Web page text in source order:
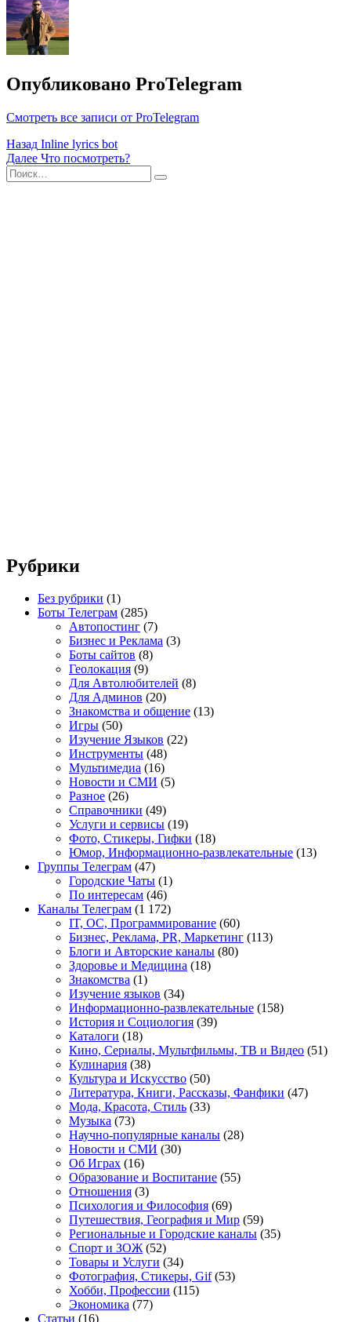
Опубликовано ProTelegram
Смотреть все записи от ProTelegram
Навигация
по
записям
Назад Inline lyrics bot
Далее Что посмотреть?
Поиск
Найти
Рубрики
Без рубрики (1)
Боты Телеграм (285)
Автопостинг (7)
Бизнес и Реклама (3)
Боты сайтов (8)
Геолокация (9)
Для Автолюбителей (8)
Для Админов (20)
Знакомства и общение (13)
Игры (50)
Изучение Языков (22)
Инструменты (48)
Мультимедиа (16)
Новости и СМИ (5)
Разное (26)
Справочники (49)
Услуги и сервисы (19)
Фото, Стикеры, Гифки (18)
Юмор, Информационно-развлекательные (13)
Группы Телеграм (47)
Городские Чаты (1)
По интересам (46)
Каналы Телеграм (1 172)
IT, ОС, Программирование (60)
Бизнес, Реклама, PR, Маркетинг (113)
Блоги и Авторские каналы (80)
Здоровье и Медицина (18)
Знакомства (1)
Изучение языков (34)
Информационно-развлекательные (158)
История и Социология (39)
Каталоги (18)
Кино, Сериалы, Мультфильмы, ТВ и Видео (51)
Кулинария (38)
Культура и Искусство (50)
Литература, Книги, Рассказы, Фанфики (47)
Мода, Красота, Стиль (33)
Музыка (73)
Научно-популярные каналы (28)
Новости и СМИ (30)
Об Играх (16)
Образование и Воспитание (55)
Отношения (3)
Психология и Философия (69)
Путешествия, География и Мир (59)
Региональные и Городские каналы (35)
Спорт и ЗОЖ(52)
Товары и Услуги (34)
Фотография, Стикеры, Gif(53)
Хобби, Профессии (115)
Экономика (77)
Статьи (16)